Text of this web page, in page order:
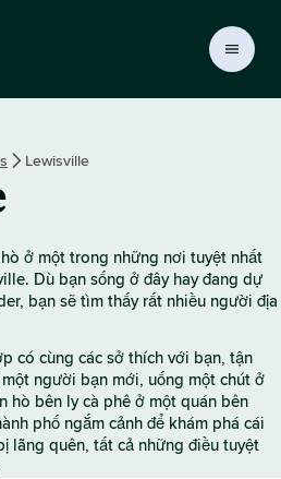
Lewisville
ở một trong những nơi tuyệt nhất
Dù bạn sống ở đây hay đang dự
bạn sẽ tìm thấy rất nhiều người địa
có cùng các sở thích với bạn, tận
người bạn mới, uống một chút ở
hò bên ly cà phê ở một quán bên
phố ngắm cảnh để khám phá cái
lãng quên, tất cả những điều tuyệt